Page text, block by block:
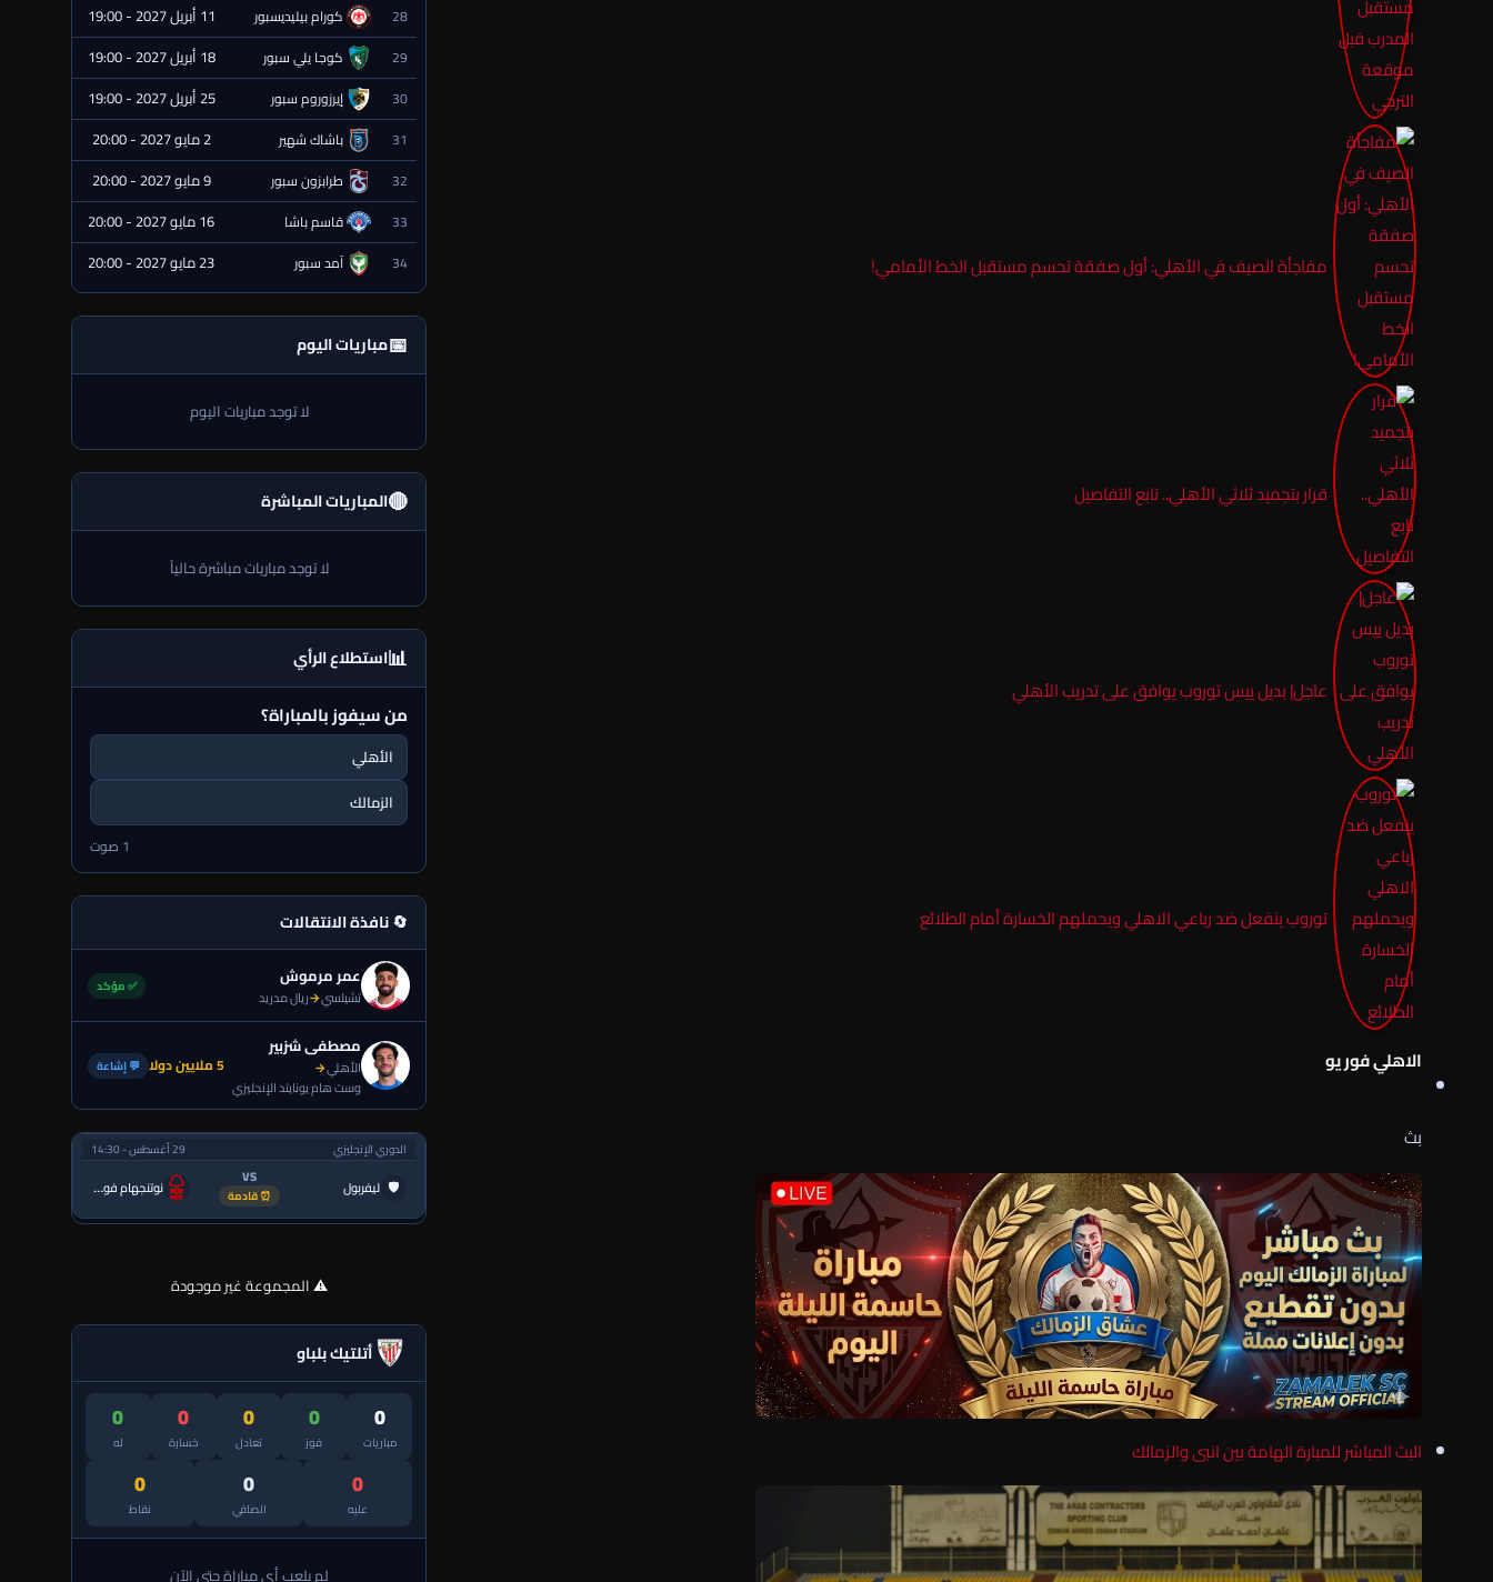
مفاجأة الصيف في الأهلي: أول صفقة تحسم مستقبل الخط الأمامي!
قرار بتجميد ثلاثي الأهلي.. تابع التفاصيل
عاجل| بديل ييس توروب يوافق على تدريب الأهلي
توروب ينفعل ضد رباعي الاهلي ويحملهم الخسارة أمام الطلائع
الاهلي فور يو
بث
البث المباشر للمبارة الهامة بين انبى والزمالك
28 كورام بيليديسبور 11 أبريل 2027 - 19:00
29 كوجا يلي سبور 18 أبريل 2027 - 19:00
30 إيرزوروم سبور 25 أبريل 2027 - 19:00
31 باشاك شهير 2 مايو 2027 - 20:00
32 طرابزون سبور 9 مايو 2027 - 20:00
33 قاسم باشا 16 مايو 2027 - 20:00
34 آمد سبور 23 مايو 2027 - 20:00
📅مباريات اليوم
لا توجد مباريات اليوم
🔴المباريات المباشرة
لا توجد مباريات مباشرة حالياً
📊استطلاع الرأي
من سيفوز بالمباراة؟
الأهلي
الزمالك
1 صوت
🔄 نافذة الانتقالات
عمر مرموش
تشيلسي→ريال مدريد
✅ مؤكد
مصطفى شزبير
الأهلي→
وست هام يونايتد الإنجليزي
5 ملايين دولا 💬 إشاعة
الدوري الإنجليزي 29 أغسطس - 14:30
🛡 ليفربول VS
⏰ قادمة نوتنجهام فورست
⚠️ المجموعة غير موجودة
أتلتيك بلباو
0
مباريات
0
فوز
0
تعادل
0
خسارة
0
له
0
عليه
0
الصافي
0
نقاط
لم يلعب أي مباراة حتى الآن